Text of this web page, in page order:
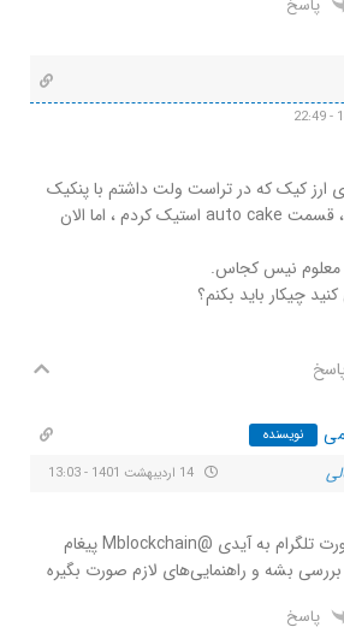
پاسخ
ارز کیک که در تراست ولت داشتم با پنکیک
سواپ و در بخش pool ، قسمت auto cake استیک کردم ، اما الان
معلوم نیس کجاس.
چیکار باید بکنم؟
نویسنده
لطفا در قسمت ساپورت تلگرام به آیدی @Mblockchain پیغام
بررسی بشه و راهنمایی‌های لازم صورت بگیره
پاسخ